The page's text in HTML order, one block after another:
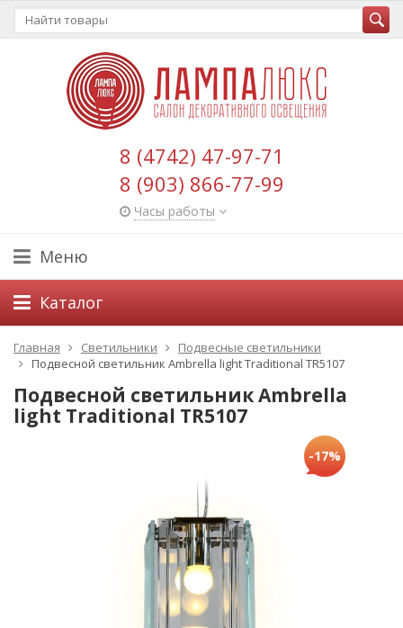
8 (4742) 47-97-71
8 (903) 866-77-99
Часы работы
Меню
Каталог
Главная Светильники
Подвесные светильники
Подвесной светильник Ambrella light Traditional TR5107
Подвесной светильник Ambrella
light Traditional TR5107
-17%